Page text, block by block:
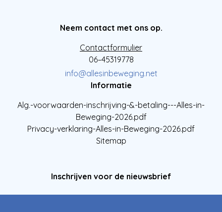
Neem contact met ons op.
Contactformulier
06–45319778
info@allesinbeweging.net
Informatie
Alg.-voorwaarden-inschrijving-&-betaling---Alles-in-
Beweging-2026.pdf
Privacy-verklaring-Alles-in-Beweging-2026.pdf
Sitemap
Inschrijven voor de nieuwsbrief